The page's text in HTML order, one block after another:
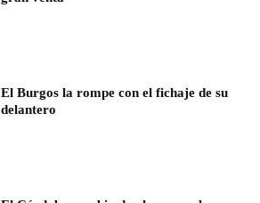
El Burgos la rompe con el fichaje de su
delantero